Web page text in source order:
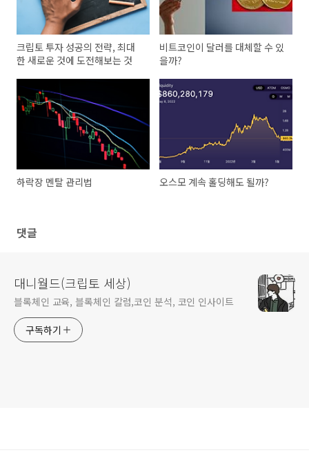
크립토 투자 성공의 전략, 최대
한 새로운 것에 도전해보는 것
비트코인이 달러를 대체할 수 있
을까?
하락장 멘탈 관리법 오스모 계속 홀딩해도 될까?
댓글
대니월드(크립토 세상)
블록체인 교육, 블록체인 칼럼,코인 분석, 코인 인사이트
구독하기